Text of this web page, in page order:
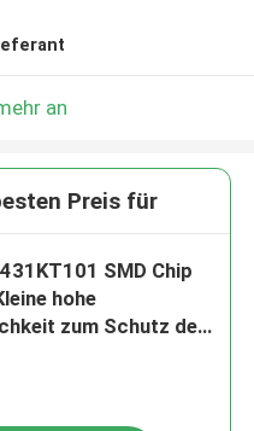
an
Preis für
SMD Chip
hohe
zum Schutz der